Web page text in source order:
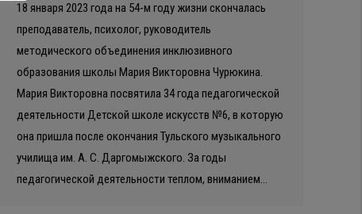
18 января 2023 года на 54-м году жизни скончалась
преподаватель, психолог, руководитель
методического объединения инклюзивного
образования школы Мария Викторовна Чурюкина.
Мария Викторовна посвятила 34 года педагогической
деятельности Детской школе искусств №6, в которую
она пришла после окончания Тульского музыкального
училища им. А. С. Даргомыжского. За годы
педагогической деятельности теплом, вниманием…